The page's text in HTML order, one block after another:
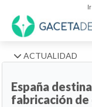
ACTUALIDAD
España
fabricación